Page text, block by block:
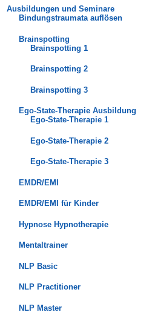
Ausbildungen und Seminare
Bindungstraumata auflösen
Brainspotting
Brainspotting 1
Brainspotting 2
Brainspotting 3
Ego-State-Therapie Ausbildung
Ego-State-Therapie 1
Ego-State-Therapie 2
Ego-State-Therapie 3
EMDR/EMI
EMDR/EMI für Kinder
Hypnose Hypnotherapie
Mentaltrainer
NLP Basic
NLP Practitioner
NLP Master